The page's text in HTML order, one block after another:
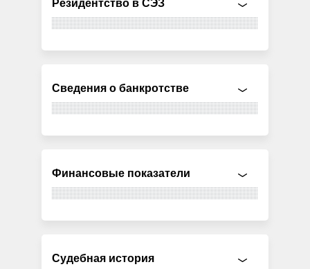
Резидентство в СЭЗ
Сведения о банкротстве
Финансовые показатели
Судебная история